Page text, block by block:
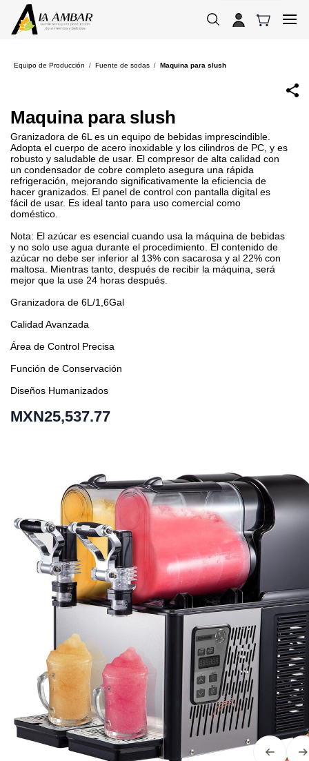
Skip to
main
content
Equipo de Producción / Fuente de sodas / Maquina para slush
Maquina para slush
Granizadora de 6L es un equipo de bebidas imprescindible.
Adopta el cuerpo de acero inoxidable y los cilindros de PC, y es
robusto y saludable de usar. El compresor de alta calidad con
un condensador de cobre completo asegura una rápida
refrigeración, mejorando significativamente la eficiencia de
hacer granizados. El panel de control con pantalla digital es
fácil de usar. Es ideal tanto para uso comercial como
doméstico.
Nota: El azúcar es esencial cuando usa la máquina de bebidas
y no solo use agua durante el procedimiento. El contenido de
azúcar no debe ser inferior al 13% con sacarosa y al 22% con
maltosa. Mientras tanto, después de recibir la máquina, será
mejor que la use 24 horas después.
Granizadora de 6L/1,6Gal
Calidad Avanzada
Área de Control Precisa
Función de Conservación
Diseños Humanizados
MXN25,537.77